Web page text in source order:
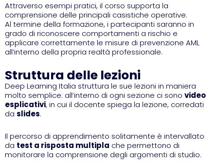
Attraverso esempi pratici, il corso supporta la
comprensione delle principali casistiche operative.
Al termine della formazione, i partecipanti saranno in
grado di riconoscere comportamenti a rischio e
applicare correttamente le misure di prevenzione AML
all’interno della propria realtà professionale.
Struttura delle lezioni
Deep Learning Italia struttura le sue lezioni in maniera
molto semplice: all’interno di ogni sezione ci sono video
esplicativi, in cui il docente spiega la lezione, corredati
da slides.
Il percorso di apprendimento solitamente è intervallato
da test a risposta multipla che permettono di
monitorare la comprensione degli argomenti di studio.